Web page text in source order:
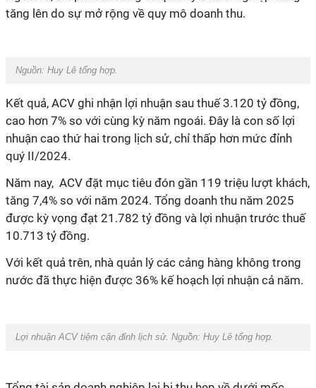
tăng lên do sự mở rộng về quy mô doanh thu.
Nguồn: Huy Lê tổng hợp.
Kết quả, ACV ghi nhận lợi nhuận sau thuế 3.120 tỷ đồng,
cao hơn 7% so với cùng kỳ năm ngoái. Đây là con số lợi
nhuận cao thứ hai trong lịch sử, chỉ thấp hơn mức đỉnh
quý II/2024.
Năm nay, ACV đặt mục tiêu đón gần 119 triệu lượt khách,
tăng 7,4% so với năm 2024. Tổng doanh thu năm 2025
được kỳ vọng đạt 21.782 tỷ đồng và lợi nhuận trước thuế
10.713 tỷ đồng.
Với kết quả trên, nhà quản lý các cảng hàng không trong
nước đã thực hiện được 36% kế hoạch lợi nhuận cả năm.
Lợi nhuận ACV tiệm cận đỉnh lịch sử. Nguồn: Huy Lê tổng hợp.